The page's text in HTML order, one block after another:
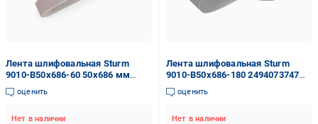
Лента шлифовальная Sturm
9010-B50x686-60 50х686 мм
зернистость Р60
оценить
Нет в наличии
Лента шлифовальная Sturm
9010-B50x686-180 2494073747
50х686 мм зернистость P180
оценить
Нет в наличии